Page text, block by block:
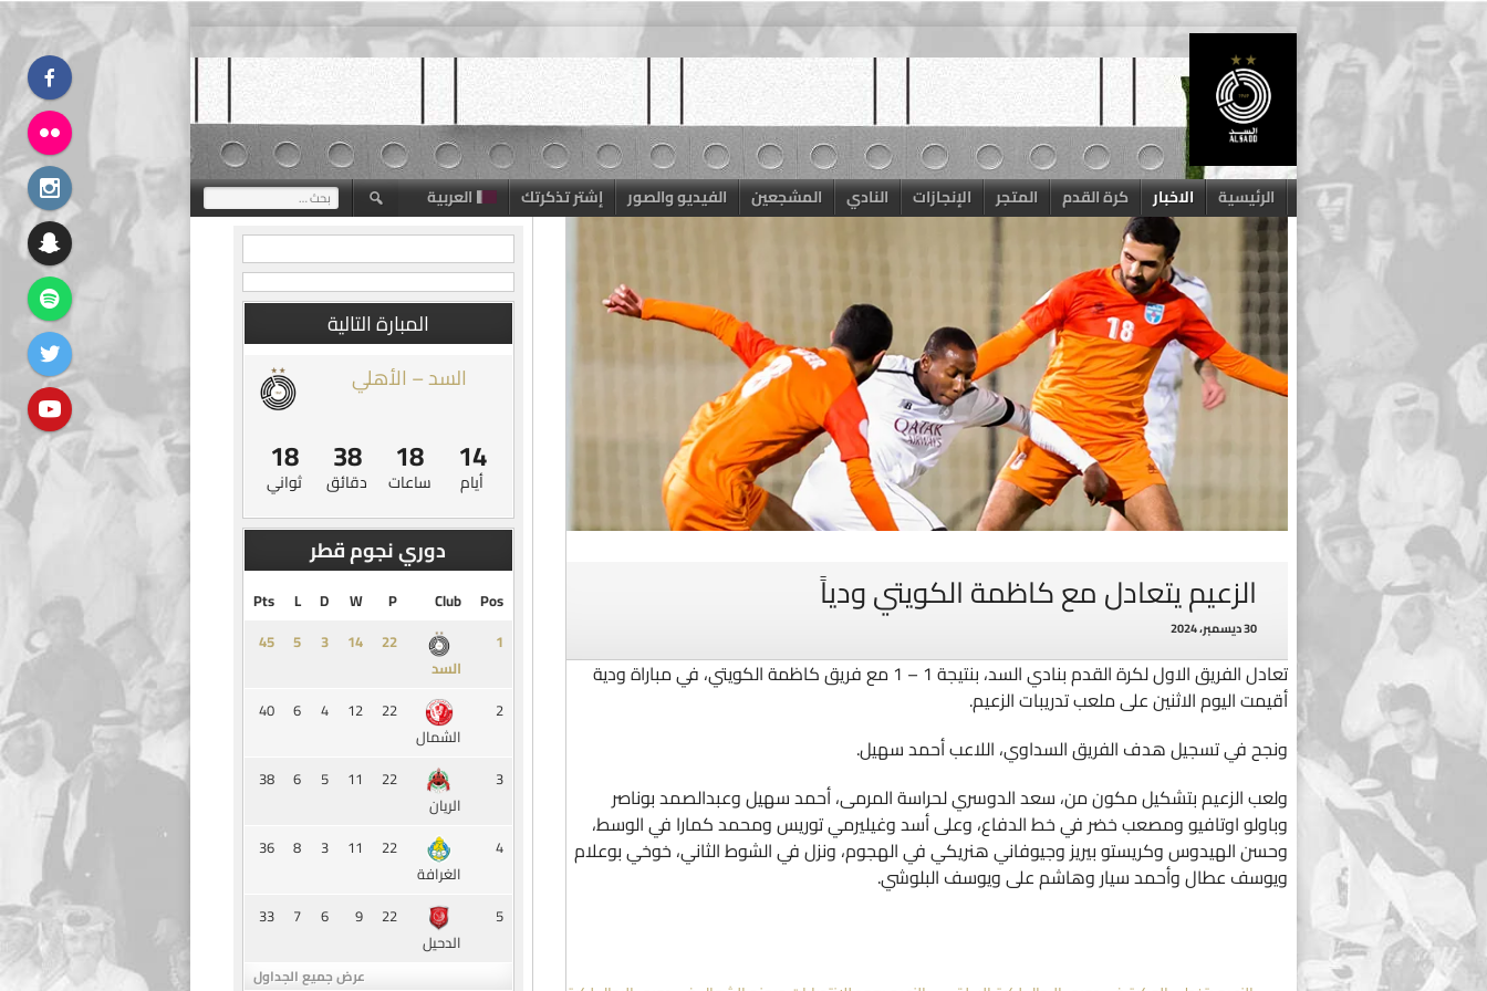
Skip
content
الرئيسية الاخبار كرة القدم المتجر الإنجازات النادي المشجعين الفيديو والصور إشتر تذكرتك العربية البحث
عن:
الزعيم يتعادل مع كاظمة الكويتي ودياً
30 ديسمبر، 2024
تعادل الفريق الاول لكرة القدم بنادي السد، بنتيجة 1 – 1 مع فريق كاظمة الكويتي، في مباراة ودية
أقيمت اليوم الاثنين على ملعب تدريبات الزعيم.
ونجح في تسجيل هدف الفريق السداوي، اللاعب أحمد سهيل.
ولعب الزعيم بتشكيل مكون من، سعد الدوسري لحراسة المرمى، أحمد سهيل وعبدالصمد بوناصر
وباولو اوتافيو ومصعب خضر في خط الدفاع، وعلى أسد وغيليرمي توريس ومحمد كمارا في الوسط،
وحسن الهيدوس وكريستو بيريز وجيوفاني هنريكي في الهجوم، ونزل في الشوط الثاني، خوخي بوعلام
ويوسف عطال وأحمد سيار وهاشم على ويوسف البلوشي.
المبارة التالية
السد – الأهلي
14
أيام
18
ساعات
38
دقائق
17
ثواني
دوري نجوم قطر
Pos
Club
P
W
D
L
Pts
1
السد
‏22
14
3
5
45
2
الشمال
22
12
4
6
40
3
الريان
22
11
5
6
38
4
الغرافة
22
11
3
8
36
5
الدحيل
22
9
6
7
33
عرض جميع الجداول